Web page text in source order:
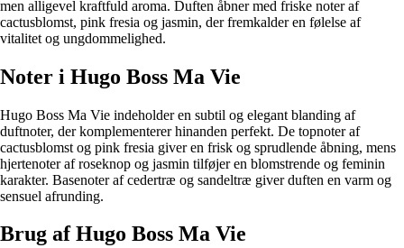
men alligevel kraftfuld aroma. Duften åbner med friske noter af
cactusblomst, pink fresia og jasmin, der fremkalder en følelse af
vitalitet og ungdommelighed.
Noter i Hugo Boss Ma Vie
Hugo Boss Ma Vie indeholder en subtil og elegant blanding af
duftnoter, der komplementerer hinanden perfekt. De topnoter af
cactusblomst og pink fresia giver en frisk og sprudlende åbning, mens
hjertenoter af roseknop og jasmin tilføjer en blomstrende og feminin
karakter. Basenoter af cedertræ og sandeltræ giver duften en varm og
sensuel afrunding.
Brug af Hugo Boss Ma Vie